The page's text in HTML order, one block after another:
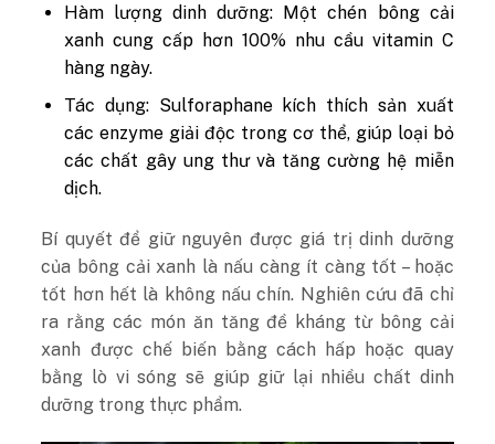
Hàm lượng dinh dưỡng: Một chén bông cải
xanh cung cấp hơn 100% nhu cầu vitamin C
hàng ngày.
Tác dụng: Sulforaphane kích thích sản xuất
các enzyme giải độc trong cơ thể, giúp loại bỏ
các chất gây ung thư và tăng cường hệ miễn
dịch.
Bí quyết để giữ nguyên được giá trị dinh dưỡng
của bông cải xanh là nấu càng ít càng tốt – hoặc
tốt hơn hết là không nấu chín. Nghiên cứu đã chỉ
ra rằng các món ăn tăng đề kháng từ bông cải
xanh được chế biến bằng cách hấp hoặc quay
bằng lò vi sóng sẽ giúp giữ lại nhiều chất dinh
dưỡng trong thực phẩm.